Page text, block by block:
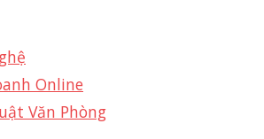
Online
Văn Phòng